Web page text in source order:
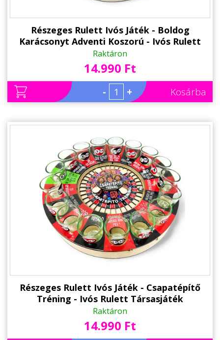
Részeges Rulett Ivós Játék - Boldog
Karácsonyt Adventi Koszorú - Ivós Rulett
Társasjáték Karácsonyra
Raktáron
14.990 Ft
- + Kosárba
Részeges Rulett Ivós Játék - Csapatépítő
Tréning - Ivós Rulett Társasjáték
Csapatépítő Játék
Raktáron
14.990 Ft